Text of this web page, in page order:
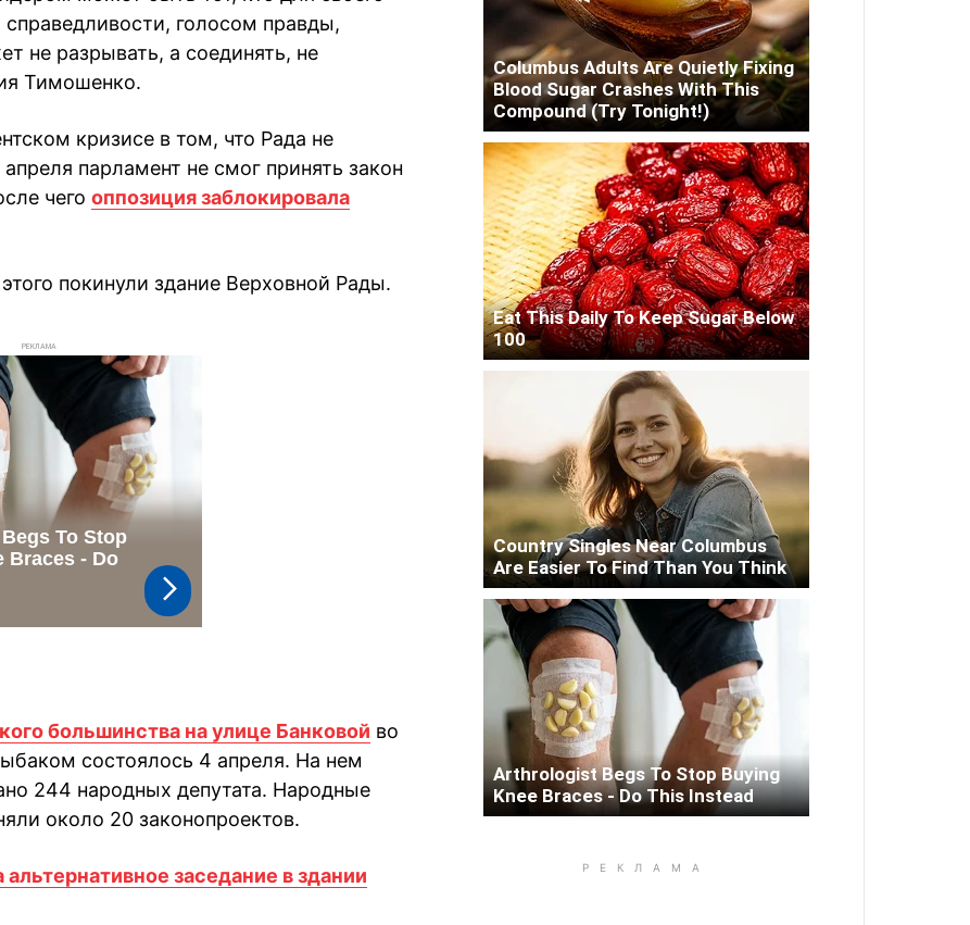
голосом правды,
не разрывать, а соединять, не
Тимошенко.
кризисе в том, что Рада не
парламент не смог принять закон
чего оппозиция заблокировала
покинули здание Верховной Рады.
РЕКЛАМА
большинства на улице Банковой во
состоялось 4 апреля. На нем
244 народных депутата. Народные
около 20 законопроектов.
заседание в здании